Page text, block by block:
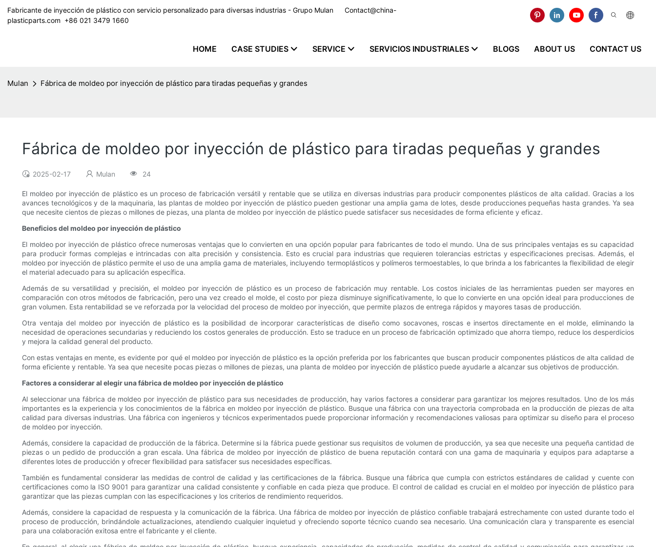
Fabricante de inyección de plástico con servicio personalizado para diversas industrias - Grupo Mulan
Contact@china-
plasticparts.com ​​​​​​​ +86 021 3479 1660
HOME CASE STUDIES SERVICE SERVICIOS INDUSTRIALES BLOGS ABOUT US CONTACT US
Mulan Fábrica de moldeo por inyección de plástico para tiradas pequeñas y grandes
Fábrica de moldeo por inyección de plástico para tiradas pequeñas y grandes
2025-02-17 Mulan 24
El moldeo por inyección de plástico es un proceso de fabricación versátil y rentable que se utiliza en diversas industrias para producir componentes plásticos de alta calidad. Gracias a los
avances tecnológicos y de la maquinaria, las plantas de moldeo por inyección de plástico pueden gestionar una amplia gama de lotes, desde producciones pequeñas hasta grandes. Ya sea
que necesite cientos de piezas o millones de piezas, una planta de moldeo por inyección de plástico puede satisfacer sus necesidades de forma eficiente y eficaz.
Beneficios del moldeo por inyección de plástico
El moldeo por inyección de plástico ofrece numerosas ventajas que lo convierten en una opción popular para fabricantes de todo el mundo. Una de sus principales ventajas es su capacidad
para producir formas complejas e intrincadas con alta precisión y consistencia. Esto es crucial para industrias que requieren tolerancias estrictas y especificaciones precisas. Además, el
moldeo por inyección de plástico permite el uso de una amplia gama de materiales, incluyendo termoplásticos y polímeros termoestables, lo que brinda a los fabricantes la flexibilidad de elegir
el material adecuado para su aplicación específica.
Además de su versatilidad y precisión, el moldeo por inyección de plástico es un proceso de fabricación muy rentable. Los costos iniciales de las herramientas pueden ser mayores en
comparación con otros métodos de fabricación, pero una vez creado el molde, el costo por pieza disminuye significativamente, lo que lo convierte en una opción ideal para producciones de
gran volumen. Esta rentabilidad se ve reforzada por la velocidad del proceso de moldeo por inyección, que permite plazos de entrega rápidos y mayores tasas de producción.
Otra ventaja del moldeo por inyección de plástico es la posibilidad de incorporar características de diseño como socavones, roscas e insertos directamente en el molde, eliminando la
necesidad de operaciones secundarias y reduciendo los costos generales de producción. Esto se traduce en un proceso de fabricación optimizado que ahorra tiempo, reduce los desperdicios
y mejora la calidad general del producto.
Con estas ventajas en mente, es evidente por qué el moldeo por inyección de plástico es la opción preferida por los fabricantes que buscan producir componentes plásticos de alta calidad de
forma eficiente y rentable. Ya sea que necesite pocas piezas o millones de piezas, una planta de moldeo por inyección de plástico puede ayudarle a alcanzar sus objetivos de producción.
Factores a considerar al elegir una fábrica de moldeo por inyección de plástico
Al seleccionar una fábrica de moldeo por inyección de plástico para sus necesidades de producción, hay varios factores a considerar para garantizar los mejores resultados. Uno de los más
importantes es la experiencia y los conocimientos de la fábrica en moldeo por inyección de plástico. Busque una fábrica con una trayectoria comprobada en la producción de piezas de alta
calidad para diversas industrias. Una fábrica con ingenieros y técnicos experimentados puede proporcionar información y recomendaciones valiosas para optimizar su diseño para el proceso
de moldeo por inyección.
Además, considere la capacidad de producción de la fábrica. Determine si la fábrica puede gestionar sus requisitos de volumen de producción, ya sea que necesite una pequeña cantidad de
piezas o un pedido de producción a gran escala. Una fábrica de moldeo por inyección de plástico de buena reputación contará con una gama de maquinaria y equipos para adaptarse a
diferentes lotes de producción y ofrecer flexibilidad para satisfacer sus necesidades específicas.
También es fundamental considerar las medidas de control de calidad y las certificaciones de la fábrica. Busque una fábrica que cumpla con estrictos estándares de calidad y cuente con
certificaciones como la ISO 9001 para garantizar una calidad consistente y confiable en cada pieza que produce. El control de calidad es crucial en el moldeo por inyección de plástico para
garantizar que las piezas cumplan con las especificaciones y los criterios de rendimiento requeridos.
Además, considere la capacidad de respuesta y la comunicación de la fábrica. Una fábrica de moldeo por inyección de plástico confiable trabajará estrechamente con usted durante todo el
proceso de producción, brindándole actualizaciones, atendiendo cualquier inquietud y ofreciendo soporte técnico cuando sea necesario. Una comunicación clara y transparente es esencial
para una colaboración exitosa entre el fabricante y el cliente.